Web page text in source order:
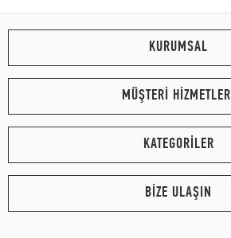
KURUMSAL
MÜŞTERİ HİZMETLERİ
KATEGORİLER
BİZE ULAŞIN